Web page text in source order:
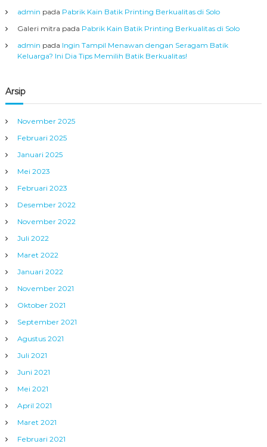
admin pada Pabrik Kain Batik Printing Berkualitas di Solo
Galeri mitra pada Pabrik Kain Batik Printing Berkualitas di Solo
admin pada Ingin Tampil Menawan dengan Seragam Batik
Keluarga? Ini Dia Tips Memilih Batik Berkualitas!
Arsip
November 2025
Februari 2025
Januari 2025
Mei 2023
Februari 2023
Desember 2022
November 2022
Juli 2022
Maret 2022
Januari 2022
November 2021
Oktober 2021
September 2021
Agustus 2021
Juli 2021
Juni 2021
Mei 2021
April 2021
Maret 2021
Februari 2021